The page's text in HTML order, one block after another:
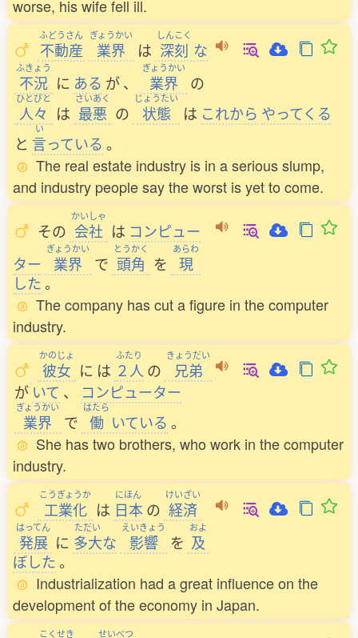
worse, his wife fell ill.
ふどうさん
不動産
ぎょうかい
業界 は
しんこく
深刻 な
ふきょう
不況 に ある が、
ぎょうかい
業界 の
ひとびと
人々 は
さいあく
最悪 の
じょうたい
状態 は これから やってくる
と
い
言っている 。
The real estate industry is in a serious slump,
and industry people say the worst is yet to come.
その
かいしゃ
会社 は コンピュー
ター
ぎょうかい
業界 で
とうかく
頭角 を
あらわ
現
した。
The company has cut a figure in the computer
industry.
かのじょ
彼女 に は
ふたり
２人 の
きょうだい
兄弟
が いて 、 コンピューター
ぎょうかい
業界 で
はたら
働 いている 。
She has two brothers, who work in the computer
industry.
こうぎょうか
工業化 は
にほん
日本 の
けいざい
経済
はってん
発展 に
ただい
多大な
えいきょう
影響 を
およ
及
ぼした。
Industrialization had a great influence on the
development of the economy in Japan.
こくせき せいべつ